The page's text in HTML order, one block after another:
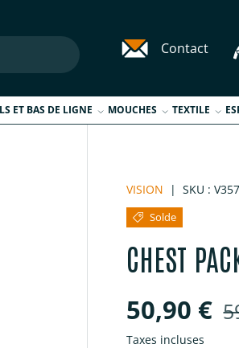
Contact
ET BAS DE LIGNE MOUCHES TEXTILE
VISION |SKU :
Solde
CHEST
Prix
50,90 €
Taxes incluses